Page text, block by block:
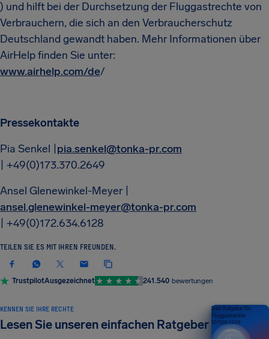
) und hilft bei der Durchsetzung der Fluggastrechte von
Verbrauchern, die sich an den Verbraucherschutz
Deutschland gewandt haben. Mehr Informationen über
AirHelp finden Sie unter:
www.airhelp.com/de/
Pressekontakte
Pia Senkel | pia.senkel@tonka-pr.com
| +49(0)173.370.2649
Ansel Glenewinkel-Meyer |
ansel.glenewinkel-meyer@tonka-pr.com
| +49(0)172.634.6128
TEILEN SIE ES MIT IHREN FREUNDEN.
TrustpilotAusgezeichnet 241.540 bewertungen
KENNEN SIE IHRE RECHTE
Lesen Sie unseren einfachen Ratgeber
Dein Ratgeber für
Fluggastrechte
EDITION 2026